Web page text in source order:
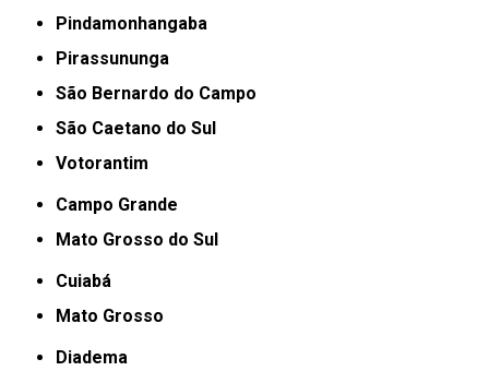
Pindamonhangaba
Pirassununga
São Bernardo do Campo
São Caetano do Sul
Votorantim
Campo Grande
Mato Grosso do Sul
Cuiabá
Mato Grosso
Diadema